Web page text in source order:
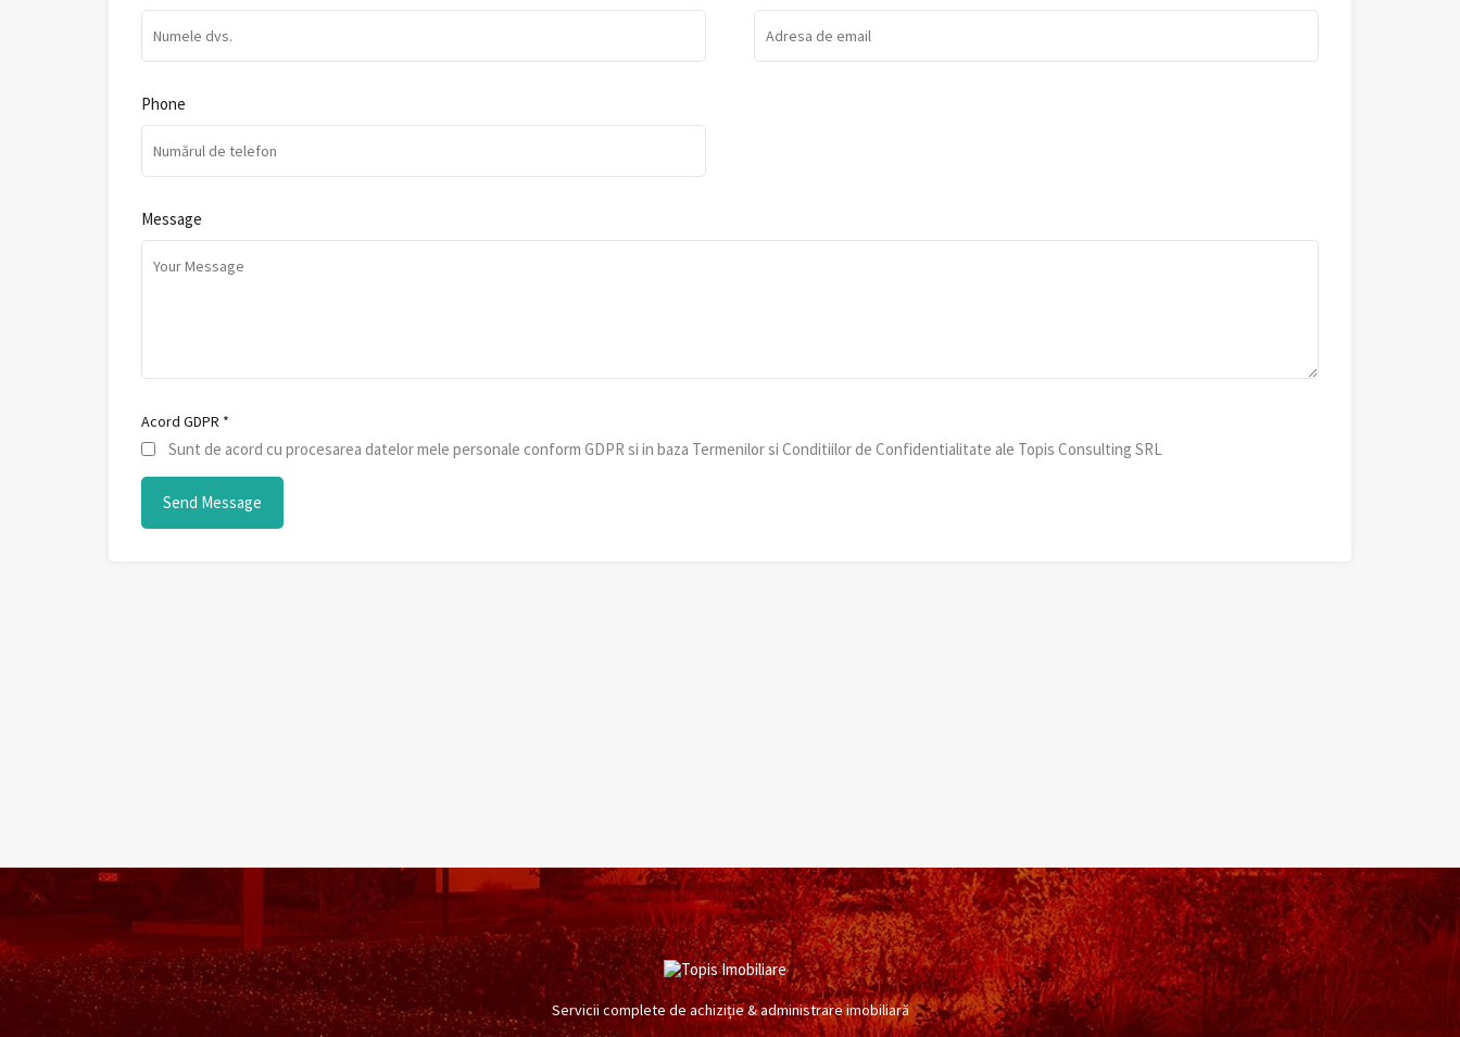
Phone
Message
Acord GDPR *
Sunt de acord cu procesarea datelor mele personale conform GDPR si in baza Termenilor si Conditiilor de Confidentialitate ale Topis Consulting SRL
Servicii complete de achiziție & administrare imobiliară